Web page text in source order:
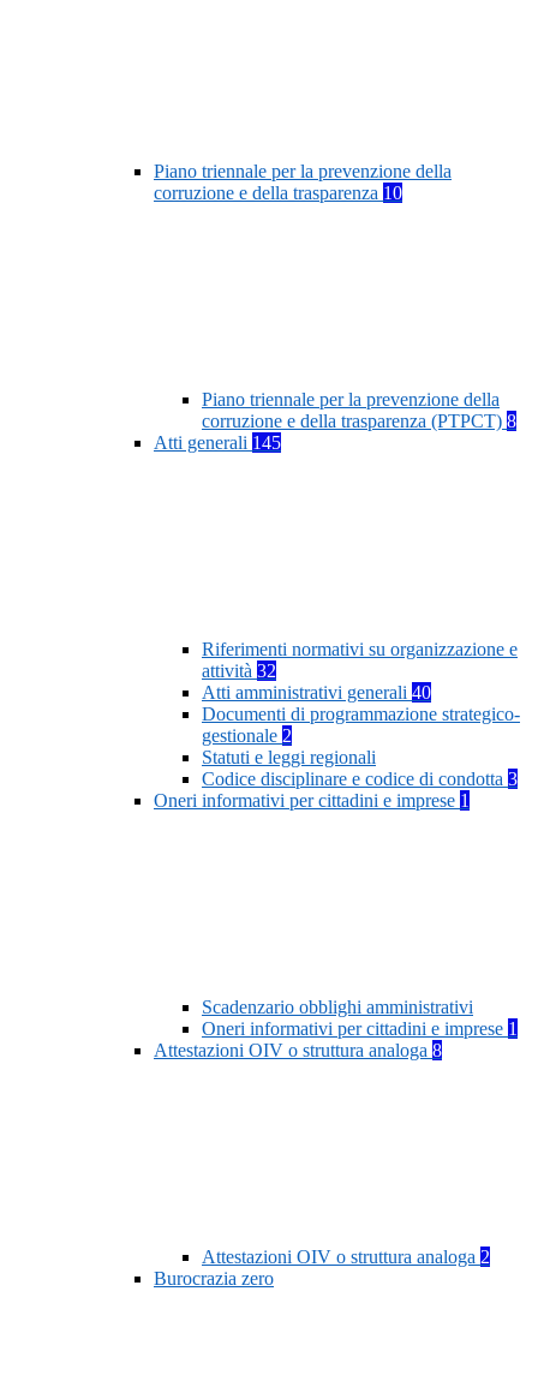
Piano triennale per la prevenzione della
corruzione e della trasparenza 10
Piano triennale per la prevenzione della
corruzione e della trasparenza (PTPCT) 8
Atti generali 145
Riferimenti normativi su organizzazione e
attività 32
Atti amministrativi generali 40
Documenti di programmazione strategico-
gestionale 2
Statuti e leggi regionali
Codice disciplinare e codice di condotta 3
Oneri informativi per cittadini e imprese 1
Scadenzario obblighi amministrativi
Oneri informativi per cittadini e imprese 1
Attestazioni OIV o struttura analoga 8
Attestazioni OIV o struttura analoga 2
Burocrazia zero